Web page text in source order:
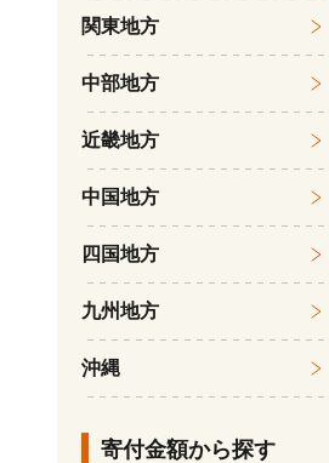
関東地方
中部地方
近畿地方
中国地方
四国地方
九州地方
沖縄
寄付金額から探す